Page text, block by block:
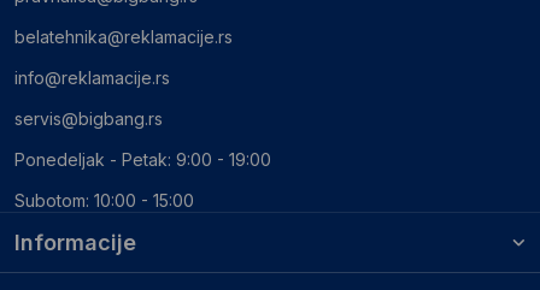
Informacije
belatehnika@reklamacije.rs
info@reklamacije.rs
servis@bigbang.rs
Ponedeljak - Petak: 9:00 - 19:00
Subotom: 10:00 - 15:00